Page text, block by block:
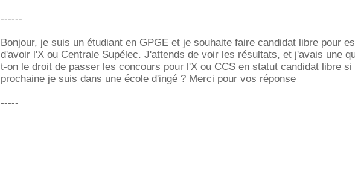
------
Bonjour, je suis un étudiant en GPGE et je souhaite faire candidat libre pour
d'avoir l'X ou Centrale Supélec. J'attends de voir les résultats, et j'avais une
t-on le droit de passer les concours pour l'X ou CCS en statut candidat libre si
prochaine je suis dans une école d'ingé ? Merci pour vos réponse
-----